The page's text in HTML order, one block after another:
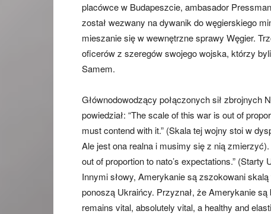
placówce w Budapeszcie, ambasador
został wezwany na dywanik do węgierskiego
mieszanie się w wewnętrzne sprawy Węgier.
oficerów z szeregów swojego wojska, którzy
Samem.
Głównodowodzący połączonych sił zbrojnych
powiedział: “The scale of this war is out of
must contend with it.” (Skala tej wojny stoi w
Ale jest ona realna i musimy się z nią
out of proportion to nato’s expectations.”
Innymi słowy, Amerykanie są zszokowani
ponoszą Ukraińcy. Przyznał, że Amerykanie są
remains vital, absolutely vital, a healthy and